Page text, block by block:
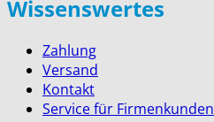
Wissenswertes
Zahlung
Versand
Kontakt
Service für Firmenkunden